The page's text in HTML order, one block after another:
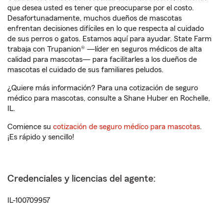
que desea usted es tener que preocuparse por el costo.
Desafortunadamente, muchos dueños de mascotas
enfrentan decisiones difíciles en lo que respecta al cuidado
de sus perros o gatos. Estamos aquí para ayudar. State Farm
trabaja con Trupanion® —líder en seguros médicos de alta
calidad para mascotas— para facilitarles a los dueños de
mascotas el cuidado de sus familiares peludos.
¿Quiere más información? Para una cotización de seguro
médico para mascotas, consulte a Shane Huber en Rochelle,
IL.
Comience su cotización de seguro médico para mascotas.
¡Es rápido y sencillo!
Credenciales y licencias del agente:
IL-100709957